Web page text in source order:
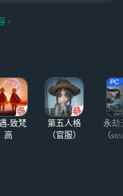
游戏的核心玩法上
官方下来不少功
夫。优俊少女在养
成时
-致梵
高
第五人格
（官服）
永劫
（